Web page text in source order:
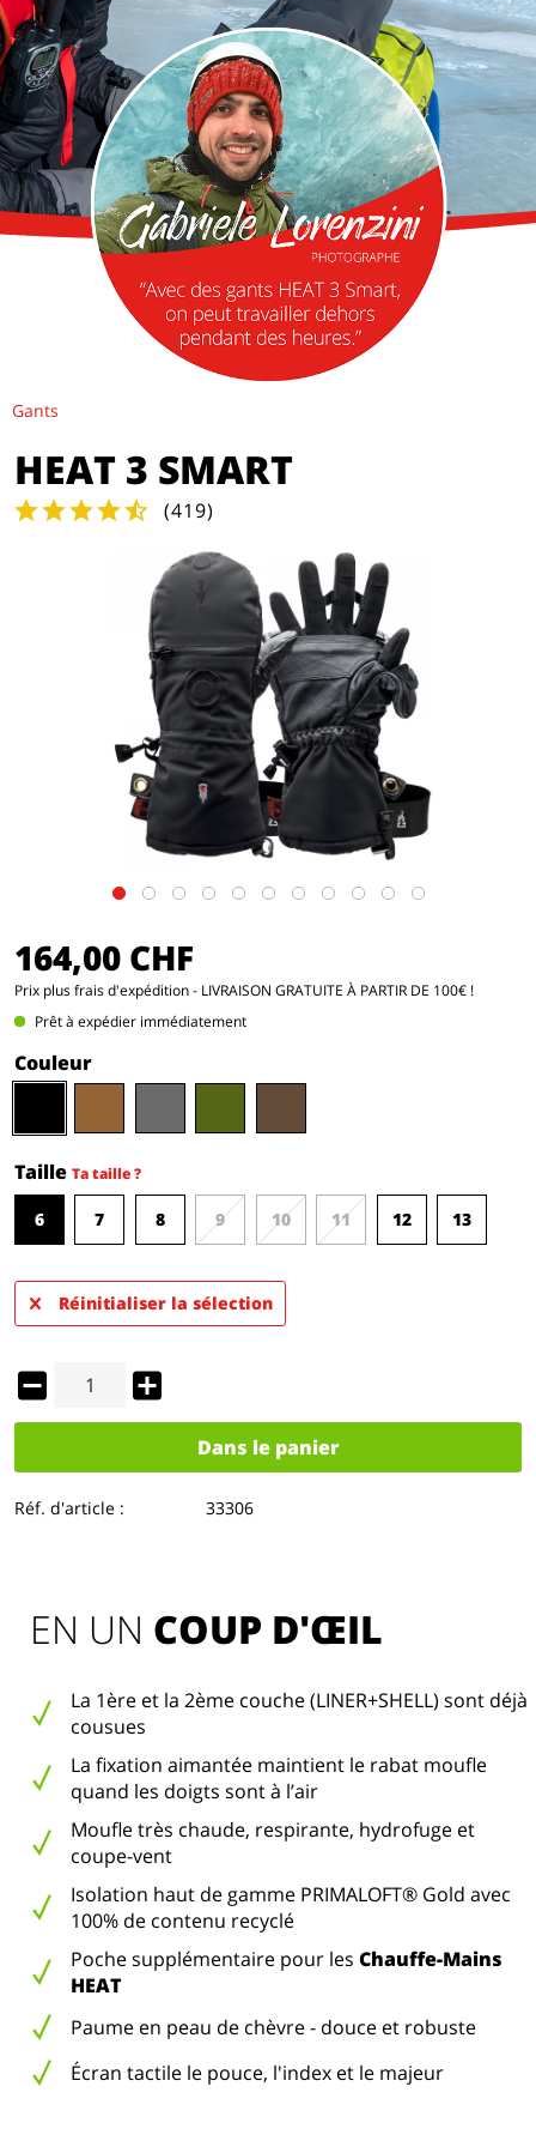
Gants
HEAT 3 SMART
(419)
164,00 CHF
Prix plus frais d'expédition- LIVRAISON GRATUITE À PARTIR DE 100€ !
Prêt à expédier immédiatement
Couleur
Taille Ta taille ?
6 7 8 9 10 11 12 13
Réinitialiser la sélection
Dans le panier
Réf. d'article : 33306
EN UN COUP D'ŒIL
La 1ère et la 2ème couche (LINER+SHELL) sont déjà
cousues
La fixation aimantée maintient le rabat moufle
quand les doigts sont à l’air
Moufle très chaude, respirante, hydrofuge et
coupe-vent
Isolation haut de gamme PRIMALOFT® Gold avec
100% de contenu recyclé
Poche supplémentaire pour les Chauffe-Mains
HEAT
Paume en peau de chèvre - douce et robuste
Écran tactile le pouce, l'index et le majeur